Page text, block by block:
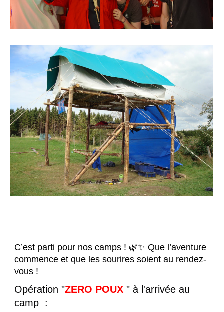
C’est parti pour nos camps ! 🌿✨ Que l’aventure
commence et que les sourires soient au rendez-
vous !
Opération "ZERO POUX " à l'arrivée au
camp :